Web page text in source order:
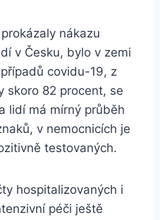
nákazu
v Česku, bylo v zemi
covidu-19, z
skoro 82 procent, se
lidí má mírný průběh
v nemocnicích je
testovaných.
hospitalizovaných i
péči ještě